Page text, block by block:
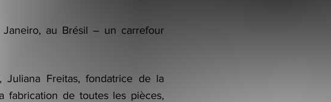
au Brésil – un carrefour
Freitas, fondatrice de la
fabrication de toutes les pièces,